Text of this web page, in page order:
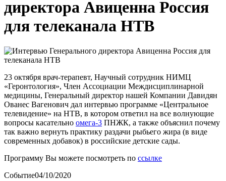
директора Авиценна Россия
для телеканала НТВ
23 октября врач-терапевт, Научный сотрудник НИМЦ
«Геронтология», Член Ассоциации Междисциплинарной
медицины, Генеральный директор нашей Компании Давидян
Ованес Вагенович дал интервью программе «Центральное
телевидение» на НТВ, в котором ответил на все волнующие
вопросы касательно омега-3 ПНЖК, а также объяснил почему
так важно вернуть практику раздачи рыбьего жира (в виде
современных добавок) в российские детские сады.
Программу Вы можете посмотреть по ссылке
Событие04/10/2020